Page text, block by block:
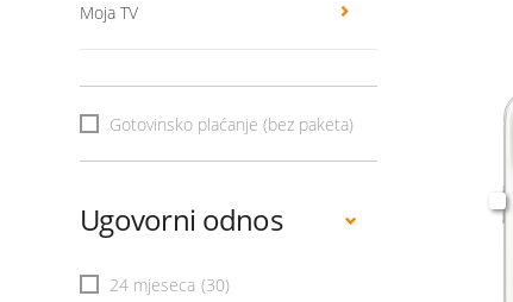
Moja TV
Gotovinsko plaćanje (bez paketa)
Ugovorni odnos
24 mjeseca (30)